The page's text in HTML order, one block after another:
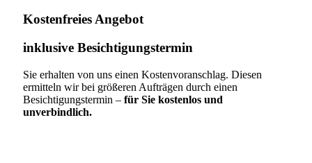
Kostenfreies Angebot
inklusive Besichtigungstermin
Sie erhalten von uns einen Kostenvoranschlag. Diesen
ermitteln wir bei größeren Aufträgen durch einen
Besichtigungstermin – für Sie kostenlos und
unverbindlich.